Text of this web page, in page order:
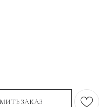
ЗАКАЗ